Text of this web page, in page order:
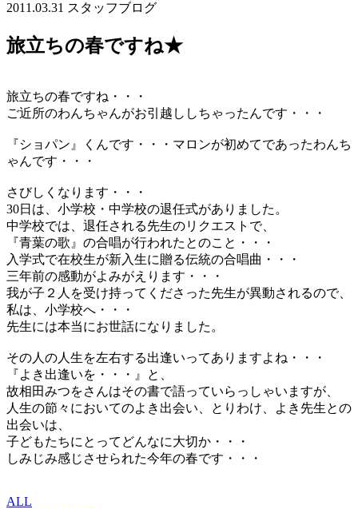
2011.03.31 スタッフブログ
旅立ちの春ですね★
旅立ちの春ですね・・・
ご近所のわんちゃんがお引越ししちゃったんです・・・
『ショパン』くんです・・・マロンが初めてであったわんち
ゃんです・・・
さびしくなります・・・
30日は、小学校・中学校の退任式がありました。
中学校では、退任される先生のリクエストで、
『青葉の歌』の合唱が行われたとのこと・・・
入学式で在校生が新入生に贈る伝統の合唱曲・・・
三年前の感動がよみがえります・・・
我が子２人を受け持ってくださった先生が異動されるので、
私は、小学校へ・・・
先生には本当にお世話になりました。
その人の人生を左右する出逢いってありますよね・・・
『よき出逢いを・・・』と、
故相田みつをさんはその書で語っていらっしゃいますが、
人生の節々においてのよき出会い、とりわけ、よき先生との
出会いは、
子どもたちにとってどんなに大切か・・・
しみじみ感じさせられた今年の春です・・・
ALL